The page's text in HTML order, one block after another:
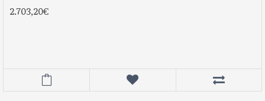
2.703,20€